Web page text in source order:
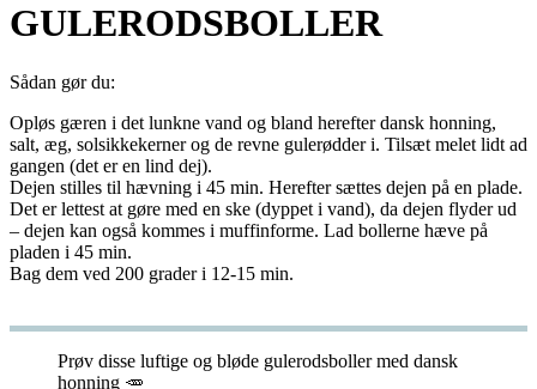
GULERODSBOLLER
Sådan gør du:
Opløs gæren i det lunkne vand og bland herefter dansk honning,
salt, æg, solsikkekerner og de revne gulerødder i. Tilsæt melet lidt ad
gangen (det er en lind dej).
Dejen stilles til hævning i 45 min. Herefter sættes dejen på en plade.
Det er lettest at gøre med en ske (dyppet i vand), da dejen flyder ud
– dejen kan også kommes i muffinforme. Lad bollerne hæve på
pladen i 45 min.
Bag dem ved 200 grader i 12-15 min.
Prøv disse luftige og bløde gulerodsboller med dansk
honning 🥕